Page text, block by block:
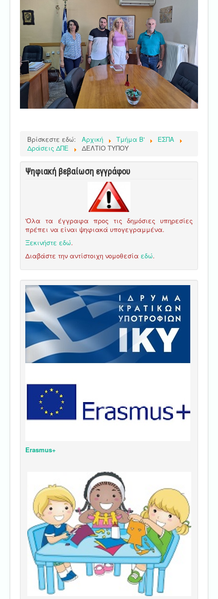
Βρίσκεστε εδώ: Αρχική Τμήμα Β'
ΕΣΠΑ
Δράσεις ΔΠΕ
ΔΕΛΤΙΟ ΤΥΠΟΥ
Ψηφιακή βεβαίωση εγγράφου
'Ολα τα έγγραφα προς τις δημόσιες υπηρεσίες
πρέπει να είναι ψηφιακά υπογεγραμμένα.
Ξεκινήστε εδώ.
Διαβάστε την αντίστοιχη νομοθεσία εδώ.
Erasmus+